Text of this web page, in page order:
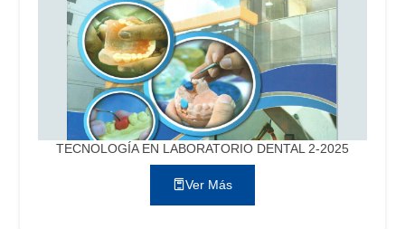
TECNOLOGÍA EN LABORATORIO DENTAL 2-2025
Ver Más